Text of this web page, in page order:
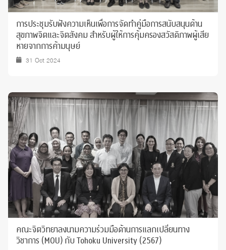
การประชุมรับฟังความเห็นเพื่อการจัดทำคู่มือการสนับสนุนด้าน
สุขภาพจิตและจิตสังคม สำหรับผู้ให้การคุ้มครองสวัสดิภาพผู้เสีย
หายจากการค้ามนุษย์
31 Oct 2024
คณะจิตวิทยาลงนามความร่วมมือด้านการแลกเปลี่ยนทาง
วิชาการ (MOU) กับ Tohoku University (2567)